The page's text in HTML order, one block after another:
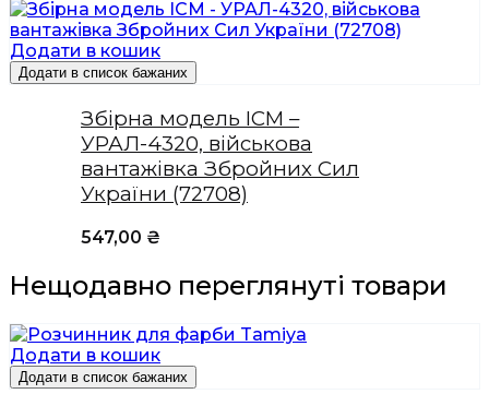
Додати в кошик
Додати в список бажаних
Збірна модель ICM –
УРАЛ-4320, військова
вантажівка Збройних Сил
України (72708)
547,00 ₴
Нещодавно переглянуті товари
Додати в кошик
Додати в список бажаних